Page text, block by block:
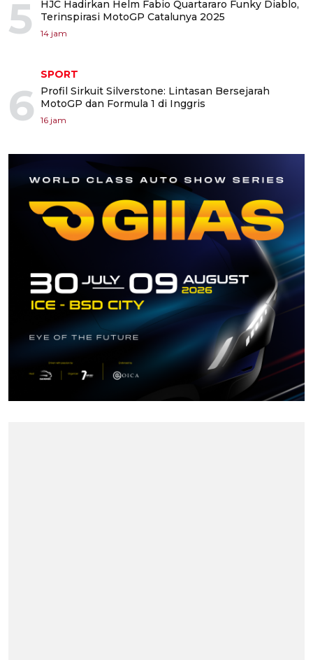
5
HJC Hadirkan Helm Fabio Quartararo Funky Diablo,
Terinspirasi MotoGP Catalunya 2025
14 jam
6
SPORT
Profil Sirkuit Silverstone: Lintasan Bersejarah
MotoGP dan Formula 1 di Inggris
16 jam